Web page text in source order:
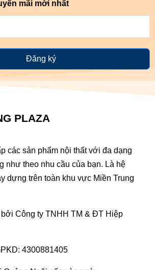
mãi mới nhất
Đăng ký
PLAZA
các sản phẩm nội thất với đa dạng
như theo nhu cầu của bạn. Là hệ
dựng trên toàn khu vực Miền Trung
Công ty TNHH TM & ĐT Hiệp
4300881405